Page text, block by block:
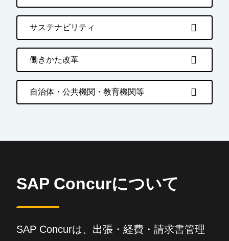
サステナビリティ
働きかた改革
自治体・公共機関・教育機関等
SAP Concurについて
SAP Concurは、出張・経費・請求書管理